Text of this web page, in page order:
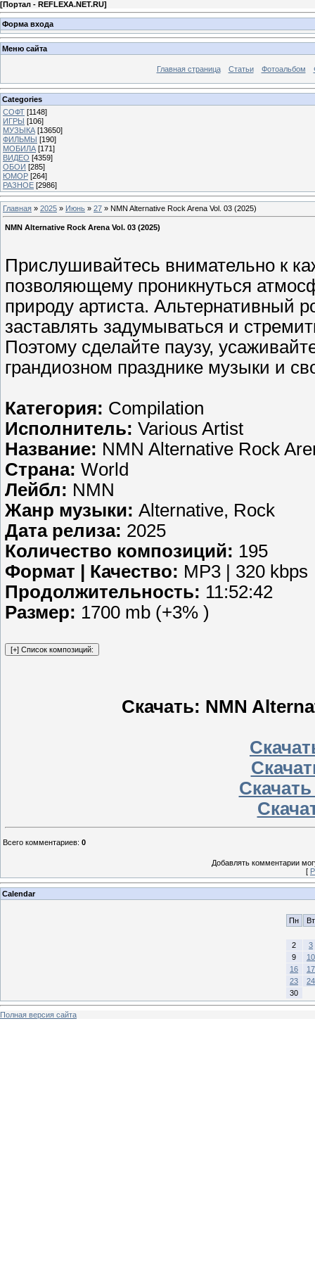
[Портал - REFLEXA.NET.RU]
Форма входа
Меню сайта
Главная страница Статьи Фотоальбом
Categories
СОФТ [1148]
ИГРЫ [106]
МУЗЫКА [13650]
ФИЛЬМЫ [190]
МОБИЛА [171]
ВИДЕО [4359]
ОБОИ [285]
ЮМОР [264]
РАЗНОЕ [2986]
Главная » 2025 » Июнь » 27 » NMN Alternative Rock Arena Vol. 03 (2025)
NMN Alternative Rock Arena Vol. 03 (2025)
Прислушивайтесь внимательно к
позволяющему проникнуться
природу артиста. Альтернативный
заставлять задумываться и
Поэтому сделайте паузу,
грандиозном празднике музыки и
Категория: Compilation
Исполнитель: Various Artist
Название: NMN Alternative Rock
Страна: World
Лейбл: NMN
Жанр музыки: Alternative, Rock
Дата релиза: 2025
Количество композиций: 195
Формат | Качество: MP3 | 320 kbps
Продолжительность: 11:52:42
Размер: 1700 mb (+3% )
Скачать: NMN
Всего комментариев: 0
Добавлять комментарии
[
Calendar
Пн Вт
2
3
9
10
16
17
23
24
30
Полная версия сайта